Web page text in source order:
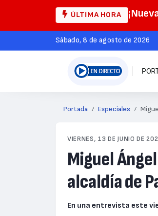
ÚLTIMA HORA
sábado, 8 de agosto de 2026
Portada Especiales
VIERNES, 13 DE JUNIO DE
Miguel
alcaldía de
En una entrevista este